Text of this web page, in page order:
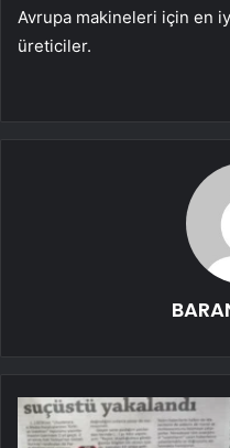
Avrupa makineleri için en
üreticiler.